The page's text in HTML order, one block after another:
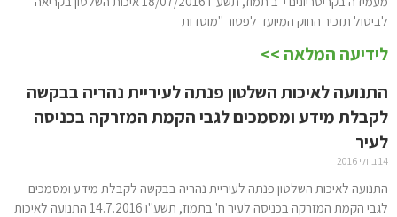
לביטול תזכיר החוק המיועד לפטור "מוסדות
לידיעה המלאה >>
התנועה לאיכות השלטון פנתה לעיריית נהריה בבקשה
לקבלת מידע ומסמכים לגבי הקמת המזרקה בכניסה
לעיר
14 ביולי 2016
התנועה לאיכות השלטון פנתה לעיריית נהריה בבקשה לקבלת מידע ומסמכים
לגבי הקמת המזרקה בכניסה לעיר ח' בתמוז, תשע"ו 14.7.2016 התנועה לאיכות